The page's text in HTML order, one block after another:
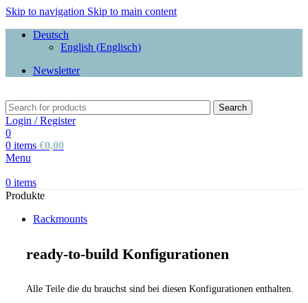
Skip to navigation Skip to main content
Deutsch
English (Englisch)
Newsletter
Search
Login / Register
0
0 items €0,00
Menu
0 items
Produkte
Rackmounts
ready-to-build Konfigurationen
Alle Teile die du brauchst sind bei diesen Konfigurationen enthalten.